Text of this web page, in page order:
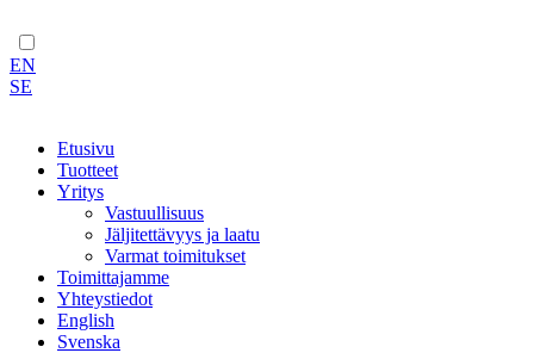
EN
SE
Etusivu
Tuotteet
Yritys
Vastuullisuus
Jäljitettävyys ja laatu
Varmat toimitukset
Toimittajamme
Yhteystiedot
English
Svenska